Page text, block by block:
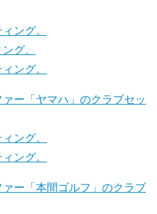
ング。
グ。
ング。
ー「ヤマハ」のクラブセッ
ング。
ング。
ー「本間ゴルフ」のクラブ